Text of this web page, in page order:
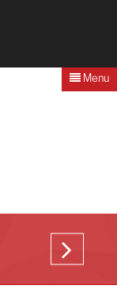
Menu
VÍCE
>